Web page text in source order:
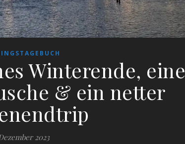
Winterende, eine
& ein netter
2023